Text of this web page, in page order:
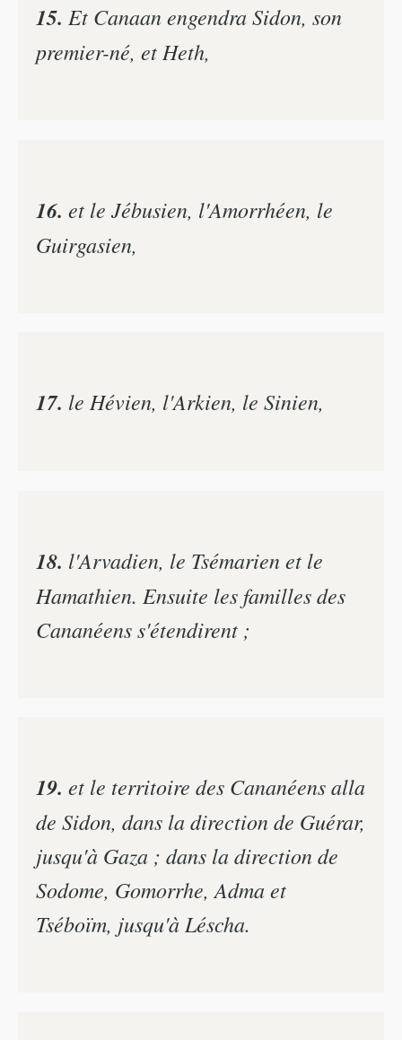
15. Et Canaan engendra Sidon, son
premier-né, et Heth,
16. et le Jébusien, l'Amorrhéen, le
Guirgasien,
17. le Hévien, l'Arkien, le Sinien,
18. l'Arvadien, le Tsémarien et le
Hamathien. Ensuite les familles des
Cananéens s'étendirent ;
19. et le territoire des Cananéens alla
de Sidon, dans la direction de Guérar,
jusqu'à Gaza ; dans la direction de
Sodome, Gomorrhe, Adma et
Tséboïm, jusqu'à Léscha.